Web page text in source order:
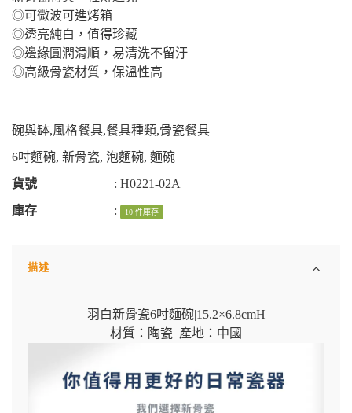
◎可微波可進烤箱
◎透亮純白，值得珍藏
◎邊緣圓潤滑順，易清洗不留汙
◎高級骨瓷材質，保溫性高
碗與缽,風格餐具,餐具種類,骨瓷餐具
6吋麵碗, 新骨瓷, 泡麵碗, 麵碗
貨號
: H0221-02A
庫存
: 10 件庫存
描述
羽白新骨瓷6吋麵碗|15.2×6.8cmH
材質：陶瓷 產地：中國